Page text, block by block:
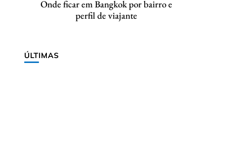
Onde ficar em Bangkok por bairro e
perfil de viajante
ÚLTIMAS